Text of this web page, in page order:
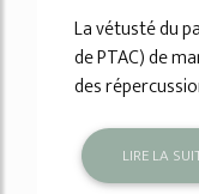
La vétusté du
de PTAC) de
des
LIRE LA